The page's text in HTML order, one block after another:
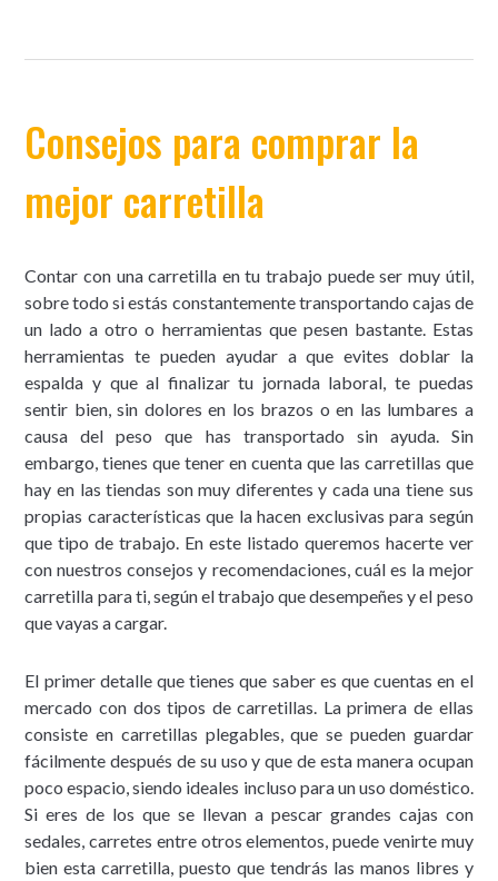
Consejos para comprar la
mejor carretilla
Contar con una carretilla en tu trabajo puede ser muy útil,
sobre todo si estás constantemente transportando cajas de
un lado a otro o herramientas que pesen bastante. Estas
herramientas te pueden ayudar a que evites doblar la
espalda y que al finalizar tu jornada laboral, te puedas
sentir bien, sin dolores en los brazos o en las lumbares a
causa del peso que has transportado sin ayuda. Sin
embargo, tienes que tener en cuenta que las carretillas que
hay en las tiendas son muy diferentes y cada una tiene sus
propias características que la hacen exclusivas para según
que tipo de trabajo. En este listado queremos hacerte ver
con nuestros consejos y recomendaciones, cuál es la mejor
carretilla para ti, según el trabajo que desempeñes y el peso
que vayas a cargar.
El primer detalle que tienes que saber es que cuentas en el
mercado con dos tipos de carretillas. La primera de ellas
consiste en carretillas plegables, que se pueden guardar
fácilmente después de su uso y que de esta manera ocupan
poco espacio, siendo ideales incluso para un uso doméstico.
Si eres de los que se llevan a pescar grandes cajas con
sedales, carretes entre otros elementos, puede venirte muy
bien esta carretilla, puesto que tendrás las manos libres y